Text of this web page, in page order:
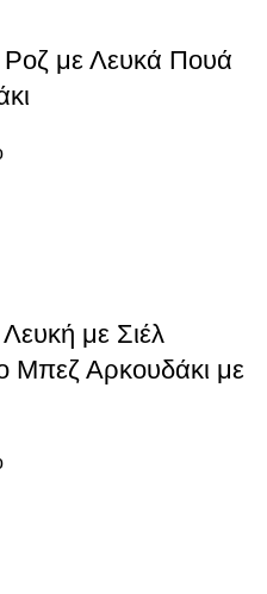
Ροζ με Λευκά Πουά
με Σιέλ
Μπεζ Αρκουδάκι με